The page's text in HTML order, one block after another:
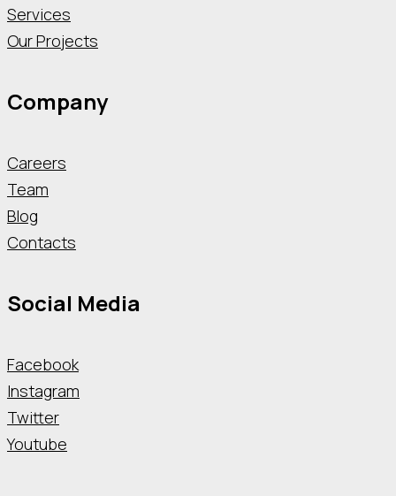
Services
Our Projects
Company
Careers
Team
Blog
Contacts
Social Media
Facebook
Instagram
Twitter
Youtube